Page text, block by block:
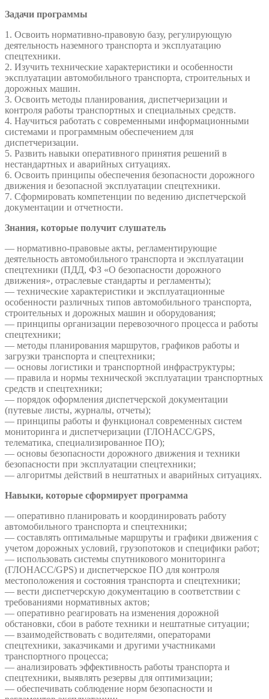
Задачи программы
1. Освоить нормативно‑правовую базу, регулирующую
деятельность наземного транспорта и эксплуатацию
спецтехники.
2. Изучить технические характеристики и особенности
эксплуатации автомобильного транспорта, строительных и
дорожных машин.
3. Освоить методы планирования, диспетчеризации и
контроля работы транспортных и специальных средств.
4. Научиться работать с современными информационными
системами и программным обеспечением для
диспетчеризации.
5. Развить навыки оперативного принятия решений в
нестандартных и аварийных ситуациях.
6. Освоить принципы обеспечения безопасности дорожного
движения и безопасной эксплуатации спецтехники.
7. Сформировать компетенции по ведению диспетчерской
документации и отчетности.
Знания, которые получит слушатель
— нормативно‑правовые акты, регламентирующие
деятельность автомобильного транспорта и эксплуатации
спецтехники (ПДД, ФЗ «О безопасности дорожного
движения», отраслевые стандарты и регламенты);
— технические характеристики и эксплуатационные
особенности различных типов автомобильного транспорта,
строительных и дорожных машин и оборудования;
— принципы организации перевозочного процесса и работы
спецтехники;
— методы планирования маршрутов, графиков работы и
загрузки транспорта и спецтехники;
— основы логистики и транспортной инфраструктуры;
— правила и нормы технической эксплуатации транспортных
средств и спецтехники;
— порядок оформления диспетчерской документации
(путевые листы, журналы, отчеты);
— принципы работы и функционал современных систем
мониторинга и диспетчеризации (ГЛОНАСС/GPS,
телематика, специализированное ПО);
— основы безопасности дорожного движения и техники
безопасности при эксплуатации спецтехники;
— алгоритмы действий в нештатных и аварийных ситуациях.
Навыки, которые сформирует программа
— оперативно планировать и координировать работу
автомобильного транспорта и спецтехники;
— составлять оптимальные маршруты и графики движения с
учетом дорожных условий, грузопотоков и специфики работ;
— использовать системы спутникового мониторинга
(ГЛОНАСС/GPS) и диспетчерское ПО для контроля
местоположения и состояния транспорта и спецтехники;
— вести диспетчерскую документацию в соответствии с
требованиями нормативных актов;
— оперативно реагировать на изменения дорожной
обстановки, сбои в работе техники и нештатные ситуации;
— взаимодействовать с водителями, операторами
спецтехники, заказчиками и другими участниками
транспортного процесса;
— анализировать эффективность работы транспорта и
спецтехники, выявлять резервы для оптимизации;
— обеспечивать соблюдение норм безопасности и